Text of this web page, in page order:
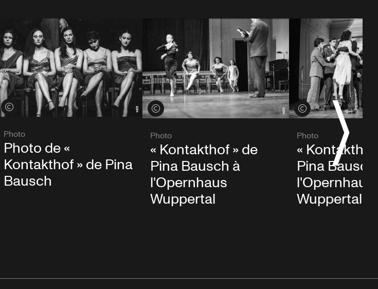
Voir les crédits
Photo
Photo de «
Kontakthof » de Pina
Bausch
Voir les crédits
Photo
« Kontakthof » de
Pina Bausch à
l'Opernhaus
Wuppertal
Voir les crédits
Photo
«
Pina
l'Opernhaus
Wuppertal